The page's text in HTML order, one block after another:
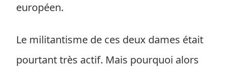
européen.
Le militantisme de ces deux dames était
pourtant très actif. Mais pourquoi alors